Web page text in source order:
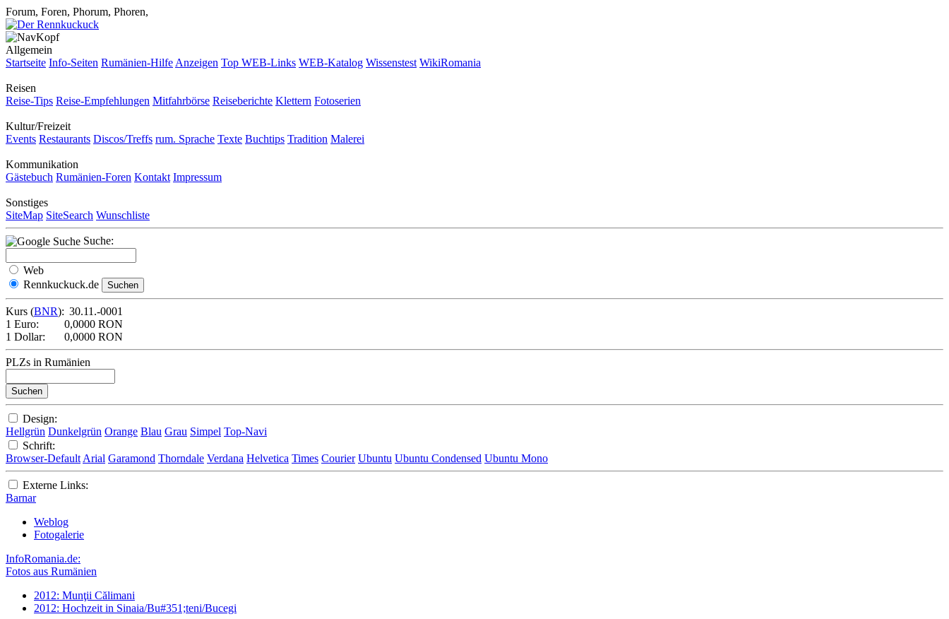
Forum, Foren, Phorum, Phoren,
Allgemein
Startseite Info-Seiten Rumänien-Hilfe Anzeigen Top WEB-Links WEB-Katalog Wissenstest WikiRomania
Reisen
Reise-Tips Reise-Empfehlungen Mitfahrbörse Reiseberichte Klettern Fotoserien
Kultur/Freizeit
Events Restaurants Discos/Treffs rum. Sprache Texte Buchtips Tradition Malerei
Kommunikation
Gästebuch Rumänien-Foren Kontakt Impressum
Sonstiges
SiteMap SiteSearch Wunschliste
Suche:
Web
Rennkuckuck.de
Kurs (BNR): 30.11.-0001
1 Euro:
0,0000 RON
1 Dollar:
0,0000 RON
PLZs in Rumänien
Design:
Hellgrün Dunkelgrün Orange Blau Grau Simpel Top-Navi
Schrift:
Browser-Default Arial Garamond Thorndale Verdana Helvetica Times Courier Ubuntu Ubuntu Condensed Ubuntu Mono
Externe Links:
Barnar
Weblog
Fotogalerie
InfoRomania.de:
Fotos aus Rumänien
2012: Munţii Călimani
2012: Hochzeit in Sinaia/Bu#351;teni/Bucegi